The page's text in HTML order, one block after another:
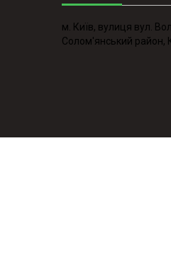
м. Київ, вулиця вул.
Солом'янський район,